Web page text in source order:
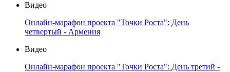
Видео
Онлайн-марафон проекта "Точки Роста": День
четвертый - Армения
Видео
Онлайн-марафон проекта "Точки Роста": День третий -